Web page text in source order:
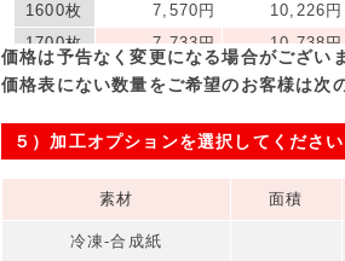
1600枚
7,570円 10,226円
1700枚
7,733円 10,738円
1800枚
7,895円 11,246円
2000枚
8,220円 12,246円
15,719円
3500枚
13,238円
価格は予告なく変更になる場合がござい
価格表にない数量をご希望のお客様は次
５）加工オプションを選択してください
素材 面積
冷凍-合成紙